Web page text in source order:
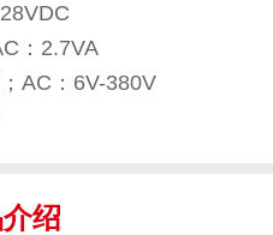
：2.7VA
AC：6V-380V
绍